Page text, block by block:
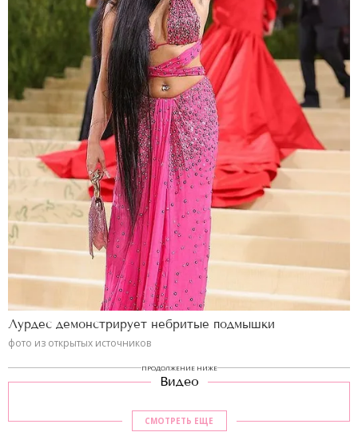
Лурдес демонстрирует небритые подмышки
фото из открытых источников
ПРОДОЛЖЕНИЕ НИЖЕ
Видео
СМОТРЕТЬ ЕЩЕ